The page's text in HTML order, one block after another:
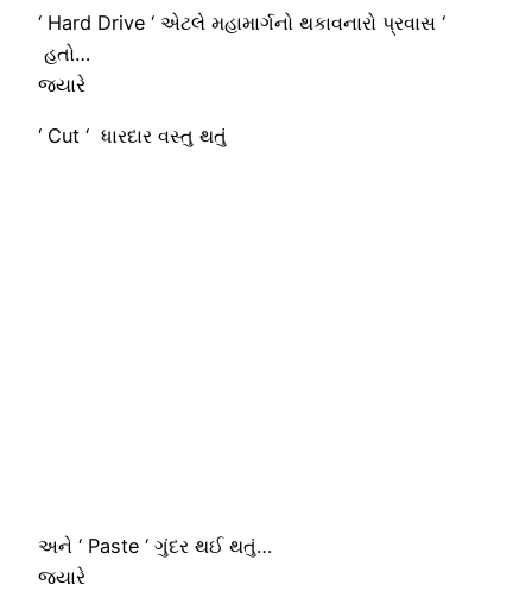
‘ Hard Drive ‘ એટલે મહામાર્ગનો થકાવનારો પ્રવાસ ‘
હતો…
જયારે
‘ Cut ‘ ધારદાર વસ્તુ થતું
અને ‘ Paste ‘ ગુંદર થઈ થતું…
જ્યારે